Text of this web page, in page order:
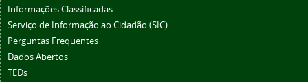
Informações Classificadas
Serviço de Informação ao Cidadão (SIC)
Perguntas Frequentes
Dados Abertos
TEDs